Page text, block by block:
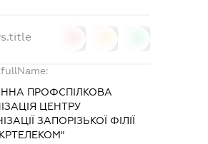
ПРОФСПІЛКОВА
ЦЕНТРУ
ЗАПОРІЗЬКОЇ ФІЛІЇ